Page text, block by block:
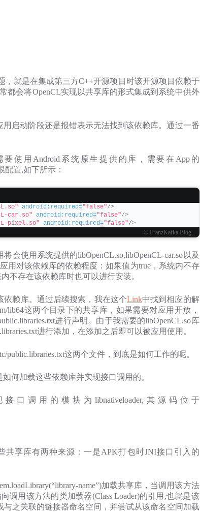
，就是在集成第三方C++开源项目时该开源项目依赖于
都会将OpenCL实现以共享库的形式集成到系统中供外
启动阶段还是报错表示无法找到该依赖库。通过一番
使用Android系统原生提供的库，需要在App的
配置,如下所示：
android:required="false"/>
car.so" android:required="false"/>
pixel.so" android:required="false"/>
© FranzKafka Blog
会使用系统提供的libOpenCL.so,libOpenCL-car.so以及
用对该依赖库的依赖程度：如果值为true，系统内不存
不存在该依赖库时也可以进行安装。
赖库。通过后续搜索，我在这个Link中找到相应的解
lib64这两个目录下的共享库，如果需要对应用开放，
进行声明。由于我需要的libOpenCL.so库
进行添加，在添加之后即可以被应用使用。
public.libraries.txt这两个文件，到底是如何工作的呢。
何加载这些依赖库并实现接口调用的。
调用的模块为libnativeloader,其源码位于
共享库有两种来源：一是APK打包时JNI接口引入的
name”)加载共享库，当调用该方法
调用该方法的类加载器(Class Loader)的引用,也就是该
与之关联的链接器命名空间，并尝试从该命名空间加载